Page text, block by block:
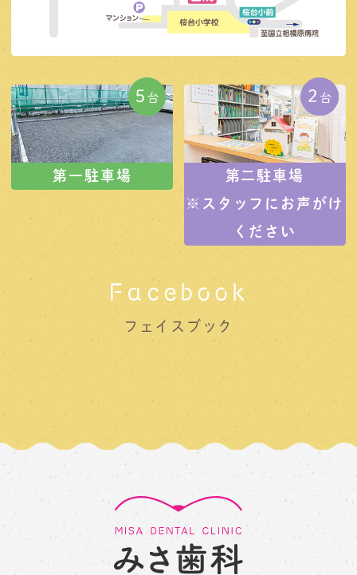
第一駐車場
第二駐車場
※スタッフにお声がけ
ください
Facebook
フェイスブック